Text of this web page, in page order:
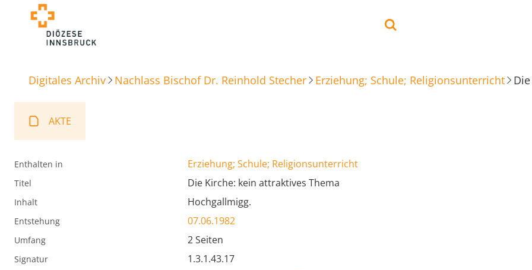
Digitales Archiv Nachlass Bischof Dr. Reinhold Stecher Erziehung; Schule; Religionsunterricht
AKTE
Enthalten in Erziehung; Schule; Religionsunterricht
Titel Die Kirche: kein attraktives Thema
Inhalt Hochgallmigg.
Entstehung 07.06.1982
Umfang 2 Seiten
Signatur 1.3.1.43.17